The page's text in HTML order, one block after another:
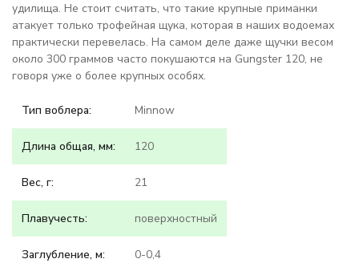
удилища. Не стоит считать, что такие крупные приманки
атакует только трофейная щука, которая в наших водоемах
практически перевелась. На самом деле даже щучки весом
около 300 граммов часто покушаются на Gungster 120, не
говоря уже о более крупных особях.
Тип воблера: Minnow
Длина общая, мм: 120
Вес, г: 21
Плавучесть: поверхностный
Заглубление, м: 0-0,4